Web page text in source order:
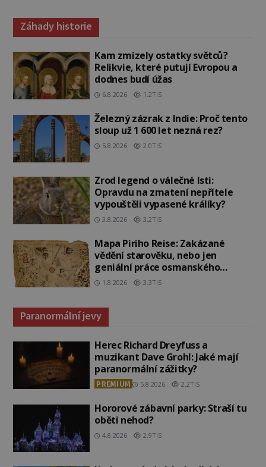
Záhady historie
Kam zmizely ostatky světců?
Relikvie, které putují Evropou a
dodnes budí úžas
6.8.2026 1.2TIS
Železný zázrak z Indie: Proč tento
sloup už 1 600 let nezná rez?
5.8.2026 2.0TIS
Zrod legend o válečné lsti:
Opravdu na zmatení nepřítele
vypouštěli vypasené králíky?
3.8.2026 3.2TIS
Mapa Piriho Reise: Zakázané
vědění starověku, nebo jen
geniální práce osmanského
admirála?
1.8.2026 3.3TIS
Paranormální jevy
Herec Richard Dreyfuss a
muzikant Dave Grohl: Jaké mají
paranormální zážitky?
PREMIUM 5.8.2026 2.2TIS
Hororové zábavní parky: Straší tu
oběti nehod?
4.8.2026 2.9TIS